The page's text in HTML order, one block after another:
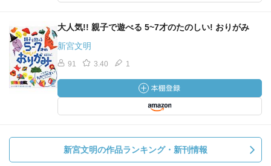
大人気!! 親子で遊べる 5~7才のたのしい! おりがみ
新宮文明
91 3.40 1
新宮文明の作品ランキング・新刊情報